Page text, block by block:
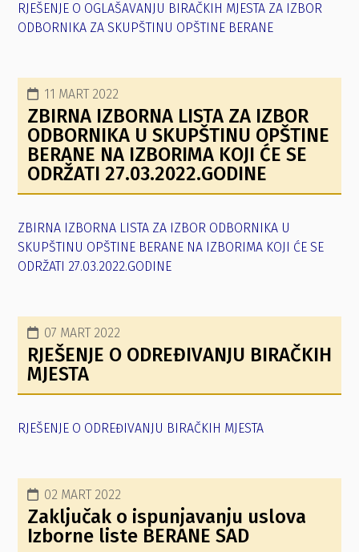
RJEŠENJE O OGLAŠAVANJU BIRAČKIH MJESTA ZA IZBOR
ODBORNIKA ZA SKUPŠTINU OPŠTINE BERANE
11 MART 2022
ZBIRNA IZBORNA LISTA ZA IZBOR
ODBORNIKA U SKUPŠTINU OPŠTINE
BERANE NA IZBORIMA KOJI ĆE SE
ODRŽATI 27.03.2022.GODINE
ZBIRNA IZBORNA LISTA ZA IZBOR ODBORNIKA U
SKUPŠTINU OPŠTINE BERANE NA IZBORIMA KOJI ĆE SE
ODRŽATI 27.03.2022.GODINE
07 MART 2022
RJEŠENJE O ODREĐIVANJU BIRAČKIH
MJESTA
RJEŠENJE O ODREĐIVANJU BIRAČKIH MJESTA
02 MART 2022
Zaključak o ispunjavanju uslova
Izborne liste BERANE SAD